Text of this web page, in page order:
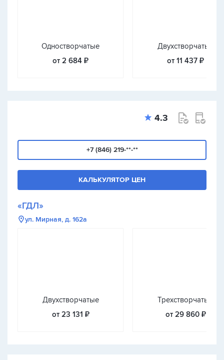
Одностворчатые
от 2 684 ₽
Двухстворчатые
от 11 437 ₽
4.3
+7 (846) 219-**-**
КАЛЬКУЛЯТОР ЦЕН
«ГДЛ»
ул. Мирная, д. 162а
Двухстворчатые
от 23 131 ₽
Трехстворчатые
от 29 860 ₽